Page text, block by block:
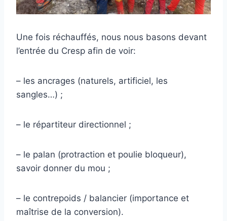
Une fois réchauffés, nous nous basons devant
l’entrée du Cresp afin de voir:
– les ancrages (naturels, artificiel, les
sangles…) ;
– le répartiteur directionnel ;
– le palan (protraction et poulie bloqueur),
savoir donner du mou ;
– le contrepoids / balancier (importance et
maîtrise de la conversion).